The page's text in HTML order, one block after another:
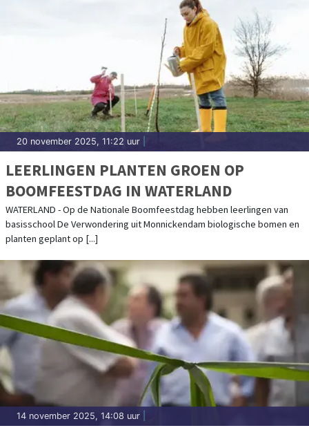
20 november 2025, 11:22 uur
LEERLINGEN PLANTEN GROEN OP
BOOMFEESTDAG IN WATERLAND
WATERLAND - Op de Nationale Boomfeestdag hebben leerlingen van
basisschool De Verwondering uit Monnickendam biologische bomen en
planten geplant op [...]
14 november 2025, 14:08 uur